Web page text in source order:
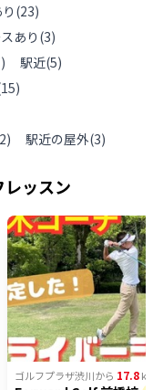
(23)
あり (3)
) 駅近(5)
15)
2) 駅近の屋外(3)
ッスン
ゴルフプラザ渋川から 17.8